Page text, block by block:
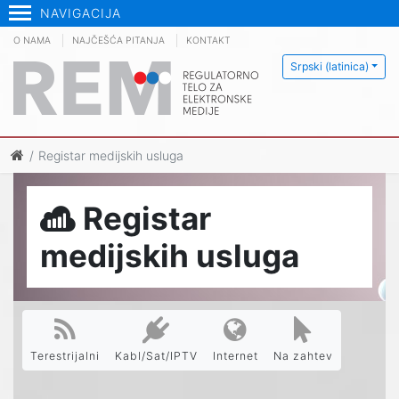
NAVIGACIJA
Srpski (latinica)
O NAMA NAJČEŠĆA PITANJA KONTAKT
Registar medijskih usluga
Registar
medijskih usluga
Terestrijalni Kabl/Sat/IPTV Internet Na zahtev